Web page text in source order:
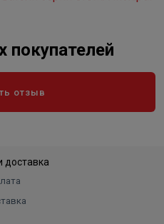
белый
отзыв
доставка